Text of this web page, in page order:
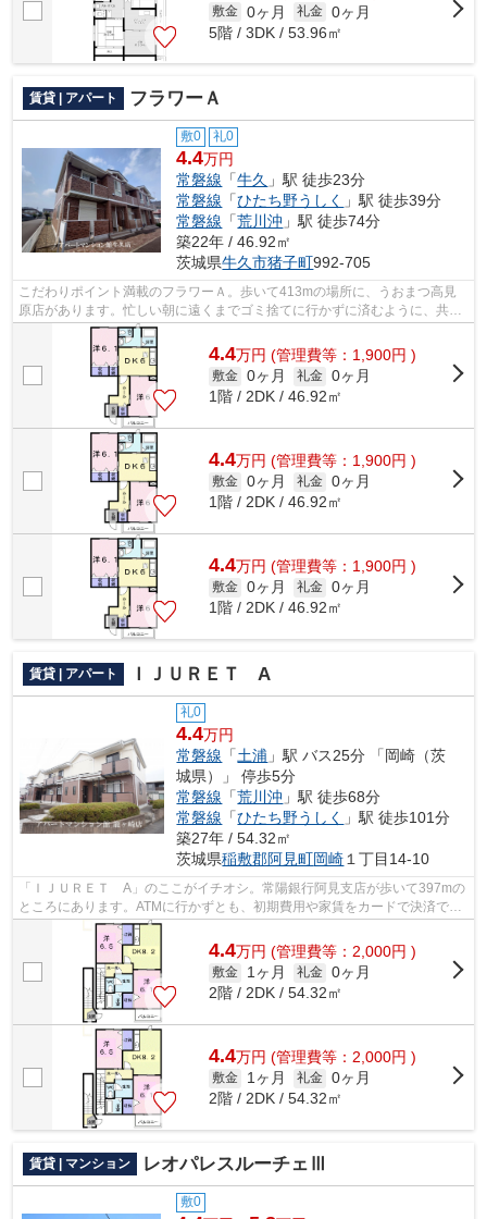
敷金 0ヶ月 礼金 0ヶ月
5階 / 3DK / 53.96㎡
賃貸 | アパート フラワーＡ
敷0 礼0
4.4万円
常磐線 「牛久 」駅 徒歩23分
常磐線 「ひたち野うしく
」駅 徒歩39分
常磐線 「荒川沖 」駅 徒歩74分
築22年 / 46.92㎡
茨城県牛久市猪子町992-705
こだわりポイント満載のフラワーＡ。歩いて413mの場所に、うおまつ高見
原店があります。忙しい朝に遠くまでゴミ捨てに行かずに済むように、共用
部にゴミ置き場を備え付けております。...
4.4万円 (管理費等：1,900円 )
敷金 0ヶ月 礼金 0ヶ月
1階 / 2DK / 46.92㎡
4.4万円 (管理費等：1,900円 )
敷金 0ヶ月 礼金 0ヶ月
1階 / 2DK / 46.92㎡
4.4万円 (管理費等：1,900円 )
敷金 0ヶ月 礼金 0ヶ月
1階 / 2DK / 46.92㎡
賃貸 | アパート ＩＪＵＲＥＴ A
礼0
4.4万円
常磐線 「土浦 」駅 バス25分 「岡崎（茨
城県）」 停歩5分
常磐線 「荒川沖 」駅 徒歩68分
常磐線 「ひたち野うしく
」駅 徒歩101分
築27年 / 54.32㎡
茨城県稲敷郡阿見町岡崎 １丁目14-10
「ＩＪＵＲＥＴ A」のここがイチオシ。常陽銀行阿見支店が歩いて397mの
ところにあります。ATMに行かずとも、初期費用や家賃をカードで決済でき
ます。こちらの物件はアパートです。お...
4.4万円 (管理費等：2,000円 )
敷金 1ヶ月 礼金 0ヶ月
2階 / 2DK / 54.32㎡
4.4万円 (管理費等：2,000円 )
敷金 1ヶ月 礼金 0ヶ月
2階 / 2DK / 54.32㎡
賃貸 | マンション レオパレスルーチェⅢ
敷0